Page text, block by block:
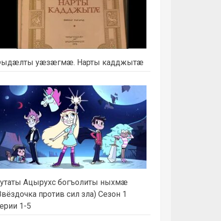
уæзæгмæ. Нарты кадджытæ
Ацырухс богъолиты ныхмæ
против сил зла) Сезон 1
1-5